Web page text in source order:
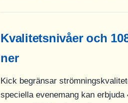
Kvalitetsnivåer och
ner
Kick begränsar
speciella evenemang kan